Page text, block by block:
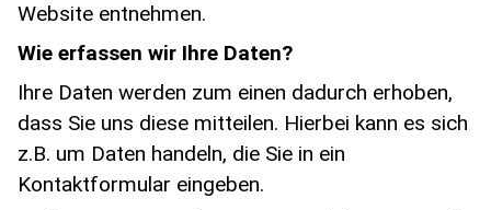
Website entnehmen.
Wie erfassen wir Ihre Daten?
Ihre Daten werden zum einen dadurch erhoben,
dass Sie uns diese mitteilen. Hierbei kann es sich
z.B. um Daten handeln, die Sie in ein
Kontaktformular eingeben.